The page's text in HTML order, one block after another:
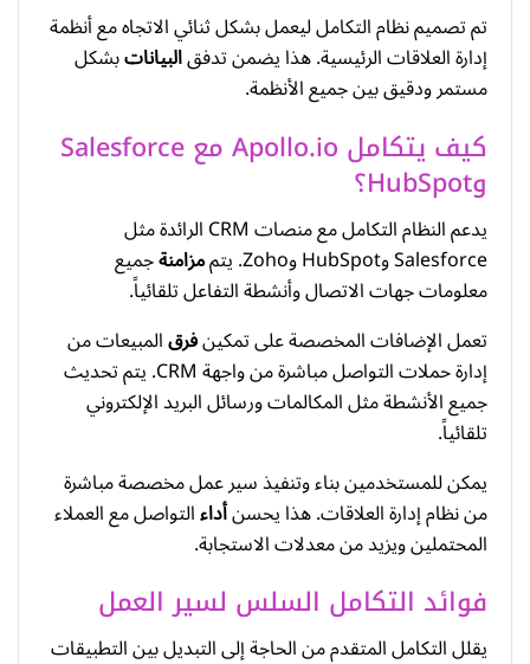
تم تصميم نظام التكامل ليعمل بشكل ثنائي الاتجاه مع أنظمة
إدارة العلاقات الرئيسية. هذا يضمن تدفقالبياناتبشكل
مستمر ودقيق بين جميع الأنظمة.
كيف يتكامل Apollo.io مع Salesforce
وHubSpot؟
يدعم النظام التكامل مع منصات CRM الرائدة مثل
Salesforce وHubSpot وZoho. يتم مزامنةجميع
معلومات جهات الاتصال وأنشطة التفاعل تلقائياً.
تعمل الإضافات المخصصة على تمكينفرقالمبيعات من
إدارة حملات التواصل مباشرة من واجهة CRM. يتم تحديث
جميع الأنشطة مثل المكالمات ورسائل البريد الإلكتروني
تلقائياً.
يمكن للمستخدمين بناء وتنفيذ سير عمل مخصصة مباشرة
من نظام إدارة العلاقات. هذا يحسنأداءالتواصل مع العملاء
المحتملين ويزيد من معدلات الاستجابة.
فوائد التكامل السلس لسير العمل
يقلل التكامل المتقدم من الحاجة إلى التبديل بين التطبيقات